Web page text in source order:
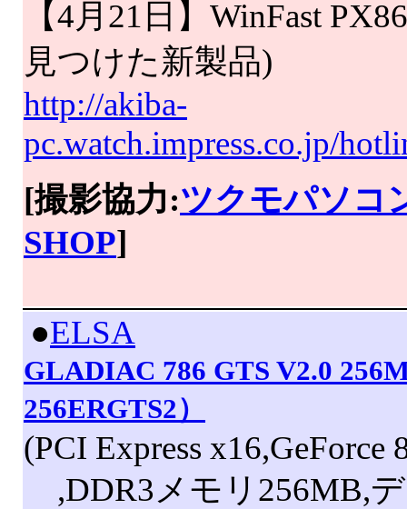
【4月21日】WinFast
見つけた新製品)
http://akiba-
pc.watch.impress.co.jp/
[撮影協力:ツクモパソコ
SHOP]
●ELSA
GLADIAC 786 GTS V2.0
256ERGTS2）
(PCI Express x16,GeForce
,DDR3メモリ256MB,